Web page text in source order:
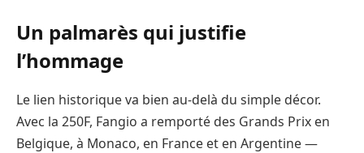
Un palmarès qui justifie
l’hommage
Le lien historique va bien au-delà du simple décor.
Avec la 250F, Fangio a remporté des Grands Prix en
Belgique, à Monaco, en France et en Argentine —